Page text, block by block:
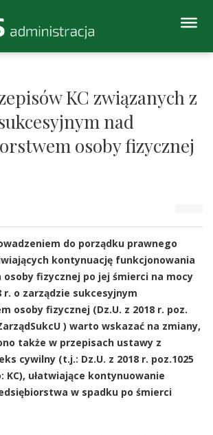
KC związanych z
nad
osoby fizycznej
do porządku prawnego
kontynuację funkcjonowania
fizycznej po jej śmierci na mocy
r. o zarządzie sukcesyjnym
osoby fizycznej (Dz.U. z 2018 r. poz.
) warto wskazać na zmiany,
także w przepisach ustawy z
cywilny (t.j.: Dz.U. z 2018 r. poz.1025
KC), ułatwiające kontynuowanie
w spadku po śmierci